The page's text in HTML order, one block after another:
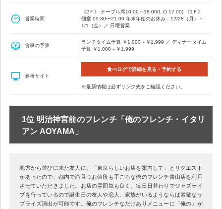
営業時間
《2Ｆ》 テーブル席10:00～18:00(L.O.17:00) 《1Ｆ》
個室 09:30〜21:00 年末年始のお休み：12/28（月）～
1/1（金）／ 日曜営業
食事の予算
ランチタイム予算 ￥1,000～￥1,999 ／ ディナータイム
予算 ￥1,000～￥1,999
参考サイト
食べログで詳細を見る・予約する
※最新情報は必ずリンク先をご確認ください。
1位 明治神宮前のフレンチ「俺のフレンチ・イタリ
アン AOYAMA」
地方から遊びに来た友人に、「東京らしいお店を案内して」とリクエスト
があったので、都内で尚且つお値段も手ごろな俺のフレンチ青山店を利用
させていただきました。お店の雰囲気も良く、毎日日替わりでジャズライ
ブを行っているので誕生日の友人や恋人、家族がいるようならば素敵なサ
プライズ演出が可能です。俺のフレンチなだけありメニューに「俺の」が